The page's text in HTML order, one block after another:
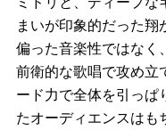
まいが印象的だった翔
偏った音楽性ではなく
前衛的な歌唱で攻め立
ード力で全体を引っぱ
たオーディエンスは